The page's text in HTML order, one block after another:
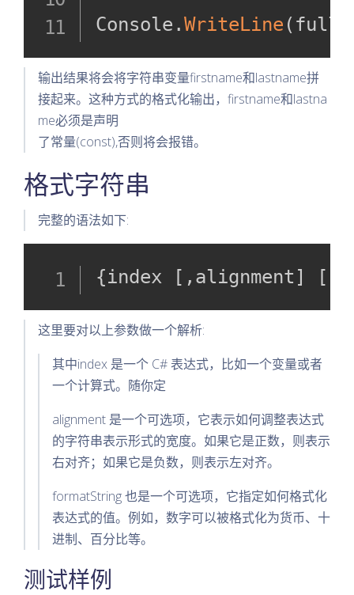
值(default关
键字)
测试样例
样例输出
Console .WriteLine (
输出结果将会将字符串变量firstname和lastname拼
接起来。这种方式的格式化输出，firstname和lastna
me必须是声明
了常量(const),否则将会报错。
格式字符串
完整的语法如下:
{index [ , alignment ] [
这里要对以上参数做一个解析:
其中index 是一个 C# 表达式，比如一个变量或者
一个计算式。随你定
alignment 是一个可选项，它表示如何调整表达式
的字符串表示形式的宽度。如果它是正数，则表示
右对齐；如果它是负数，则表示左对齐。
formatString 也是一个可选项，它指定如何格式化
表达式的值。例如，数字可以被格式化为货币、十
进制、百分比等。
测试样例